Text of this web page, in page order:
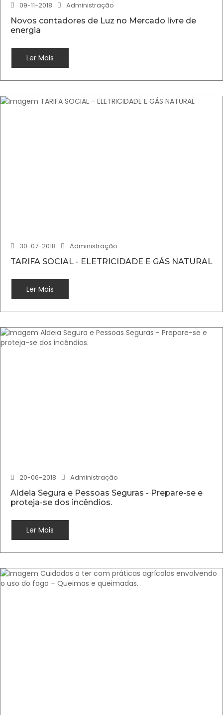
09-11-2018
Administração
Novos contadores de Luz no Mercado livre de
energia
Ler Mais
30-07-2018
Administração
TARIFA SOCIAL - ELETRICIDADE E GÁS NATURAL
Ler Mais
20-06-2018
Administração
Aldeia Segura e Pessoas Seguras - Prepare-se e
proteja-se dos incêndios.
Ler Mais